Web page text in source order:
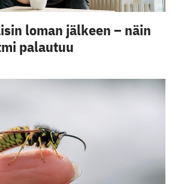
loman jälkeen – näin
palautuu